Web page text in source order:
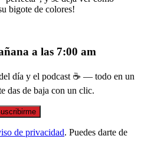
bigote de colores!
a las 7:00 am
día y el podcast ☕ — todo en un
das de baja con un clic.
de privacidad. Puedes darte de